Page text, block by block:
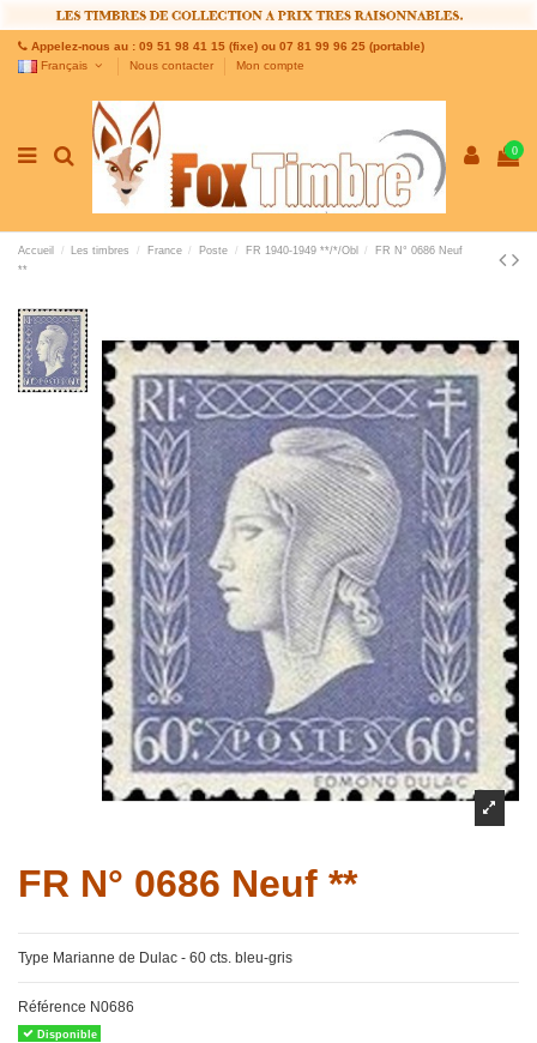
Appelez-nous au : 09 51 98 41 15 (fixe) ou 07 81 99 96 25 (portable)
Français
Nous contacter Mon compte
0
Accueil Les timbres France Poste FR 1940-1949 **/*/Obl
FR N° 0686 Neuf
**
FR N° 0686 Neuf **
Type Marianne de Dulac - 60 cts. bleu-gris
Référence N0686
Disponible